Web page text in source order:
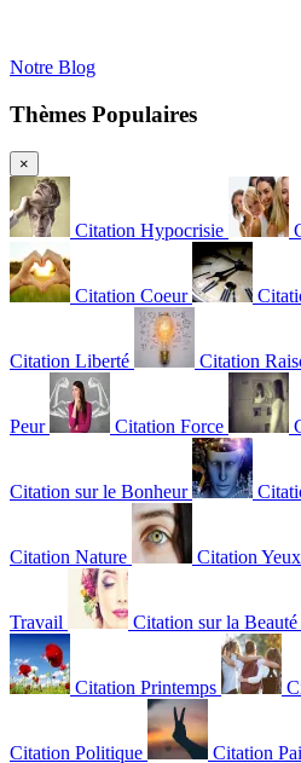
Notre Blog
Thèmes Populaires
×
Citation Hypocrisie
Citation Coeur
Citation Liberté Citation
Peur Citation Force
Citation sur le Bonheur
Citation Nature Citation Yeux
Travail Citation sur la Beauté
Citation Printemps
Citation Politique Citation